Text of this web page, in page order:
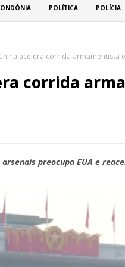
POLÍTICA POLÍCIA
acelera corrida armamentista
corrida
preocupa EUA e